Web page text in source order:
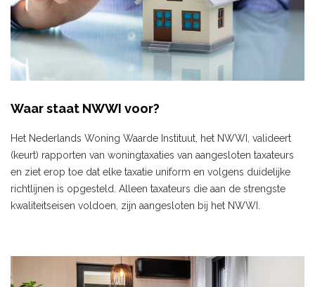
Waar staat NWWI voor?
Het Nederlands Woning Waarde Instituut, het NWWI, valideert
(keurt) rapporten van woningtaxaties van aangesloten taxateurs
en ziet erop toe dat elke taxatie uniform en volgens duidelijke
richtlijnen is opgesteld. Alleen taxateurs die aan de strengste
kwaliteitseisen voldoen, zijn aangesloten bij het NWWI.